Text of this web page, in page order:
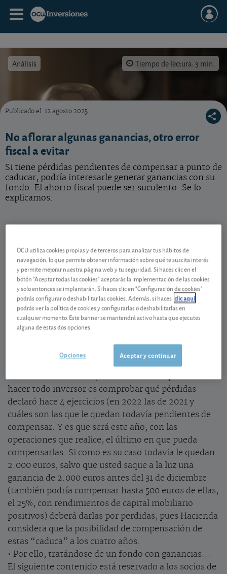
Análisis Tiempo de lectura: 3 min.
Publicado el 12 agosto 2025
No aflorar algunas ganancias, otro error
fiscal a evitar
Si tiene pérdidas pendientes de compensar a punto de
caducar, podría interesarle generar ganancias con su
fondo. El ahorro fiscal puede ser suculento. Se lo
explicamos.
Un suculento ahorro fiscal
Tengo un fondo de acciones estadounidenses que
compré por 4.000 euros hace 5 años y que ahora vale
unos 7.800 euros. Voy a reducir su peso a la mitad e
invertir ese dinero en elSA Optima Global. También
tengo casi 2.000 euros de pérdidas pendientes de
¿Ordeno un traspaso?”
Al comenzar cada año, una de las cosas que debería
hacer todo inversor es comprobar qué pérdidas
declaró hace 4 ejercicios (en 2022 las de 2021 y
cuáles son las que le quedan todavía pendientes de
compensar. Y es que será este año, con las
operaciones que realice, el último en que pueda
compensarlas. Si como es su caso todavía le quedan
2.000 euros, salvo que usted saque a la luz una
ganancia de 2.000 euros antes del 31 de diciembre
(también podría compensar hasta 500 euros de ellas,
el 25%, con rendimientos de capital mobiliario
positivos) deberá darlas por perdidas, pues Hacienda
considera que la posibilidad de compensación de
estas “caduca” a los cuatro años.
• Por ello, tratándose de un fondo con ganancias...
El siguiente contenido está reservado a los socios de
OCU utiliza cookies propias y de terceros para analizar tus hábitos de
navegación, lo que permite obtener información sobre qué te suscita interés
y permite mejorar nuestra página web y tu seguridad. Si haces clic en el
botón "Aceptar todas las cookies" aceptarás la implementación de las cookies
y solo entonces se implantarán. Si haces clic en "Configuración de cookies"
podrás configurar o deshabilitar las cookies. Además, si haces clic aquí
podrás ver la política de cookies y configurarlas o deshabilitarlas en
cualquier momento. Este banner se mantendrá activo hasta que ejecutes
alguna de estas dos opciones.
Aceptar y continuar
Opciones